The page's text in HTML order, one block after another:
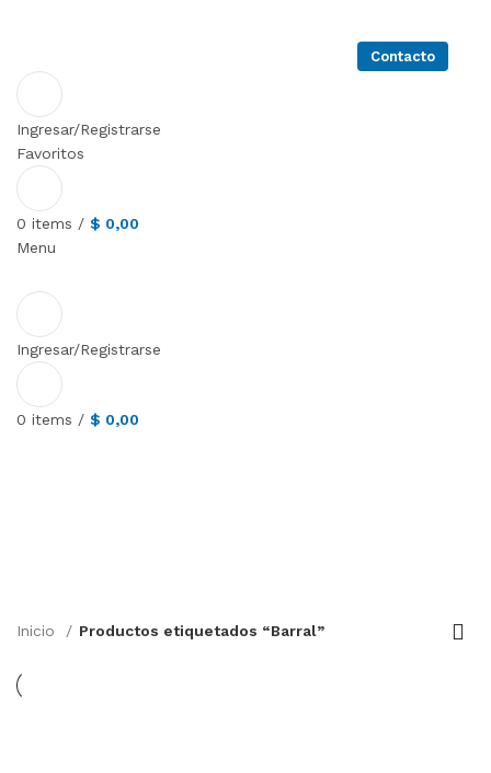
Contacto
Ingresar/Registrarse
Favoritos
0 items / $ 0,00
Menu
Ingresar/Registrarse
0 items / $ 0,00
Inicio Productos etiquetados “Barral”